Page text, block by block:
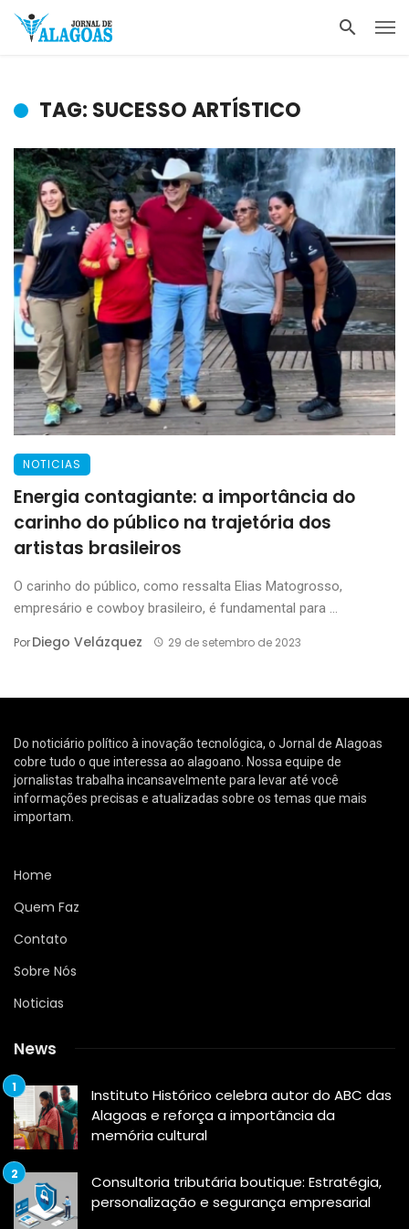
TAG: SUCESSO ARTÍSTICO
NOTICIAS
Energia contagiante: a importância do
carinho do público na trajetória dos
artistas brasileiros
O carinho do público, como ressalta Elias Matogrosso,
empresário e cowboy brasileiro, é fundamental para ...
PorDiego Velázquez 29 de setembro de 2023
Do noticiário político à inovação tecnológica, o Jornal de Alagoas
cobre tudo o que interessa ao alagoano. Nossa equipe de
jornalistas trabalha incansavelmente para levar até você
informações precisas e atualizadas sobre os temas que mais
importam.
Home
Quem Faz
Contato
Sobre Nós
Noticias
News
Instituto Histórico celebra autor do ABC das
Alagoas e reforça a importância da
memória cultural
Consultoria tributária boutique: Estratégia,
personalização e segurança empresarial